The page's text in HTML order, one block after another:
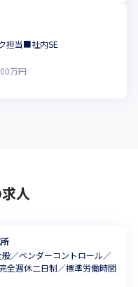
担当■社内SE
万円
人
般／ベンダーコントロール／
全週休二日制／標準労働時間